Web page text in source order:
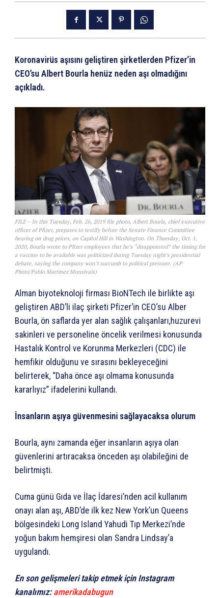
Koronavirüs aşısını geliştiren şirketlerden Pfizer’in
CEO’su Albert Bourla henüz neden aşı olmadığını
açıkladı.
FILE – In this Tuesday, Feb. 26, 2019 file photo, Albert Bourla, chief executive
officer of Pfizer, prepares to testify before the Senate Finance Committee
hearing on drug prices, on Capitol Hill in Washington. On Thursday, Oct. 1,
2020, Bourla wrote to Pfizer employees that he’s “disappointed” the timing for
a vaccine to be available was politicized during Tuesday night’s presidential
debate, saying the company won’t succumb to political pressure. (AP
Photo/Pablo Martinez Monsivais)
Alman biyoteknoloji firması BioNTech ile birlikte aşı
geliştiren ABD’li ilaç şirketi Pfizer’in CEO’su Alber
Bourla, ön saflarda yer alan sağlık çalışanları,huzurevi
sakinleri ve personeline öncelik verilmesi konusunda
Hastalık Kontrol ve Korunma Merkezleri (CDC) ile
hemfikir olduğunu ve sırasını bekleyeceğini
belirterek, “Daha önce aşı olmama konusunda
kararlıyız” ifadelerini kullandı.
İnsanların aşıya güvenmesini sağlayacaksa olurum
Bourla, aynı zamanda eğer insanların aşıya olan
güvenlerini artıracaksa önceden aşı olabileğini de
belirtmişti.
Cuma günü Gıda ve İlaç İdaresi’nden acil kullanım
onayı alan aşı, ABD’de ilk kez New York’un Queens
bölgesindeki Long Island Yahudi Tıp Merkezi’nde
yoğun bakım hemşiresi olan Sandra Lindsay’a
uygulandı.
En son gelişmeleri takip etmek için Instagram
kanalımız:amerikadabugun